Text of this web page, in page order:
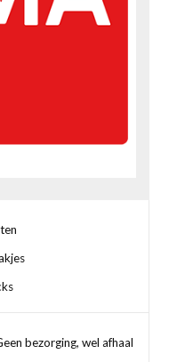
bezorging, wel afhaal